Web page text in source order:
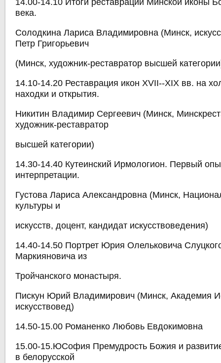
14.00-14.10 Итоги реставрации Минской иконы
века.
Солодкина Лариса Владимировна (Минск,
Петр Григорьевич
(Минск, художник-реставратор высшей
14.10-14.20 Реставрация икон XVII--XIX вв. на
находки и открытия.
Никитин Владимир Сергеевич (Минск,
художник-реставратор
высшей категории)
14.30-14.40 Кутеинский Ирмологион. Первый
интерпретации.
Густова Лариса Александровна (Минск,
культуры и
искусств, доцент, кандидат искусствоведения)
14.40-14.50 Портрет Юрия Олельковича
Маркияновича из
Тройчанского монастыря.
Пискун Юрий Владимирович (Минск, Академия
искусствовед)
14.50-15.00 Романенко Любовь Евдокимовна
15.00-15.ЮСофия Премудрость Божия и
в белорусской